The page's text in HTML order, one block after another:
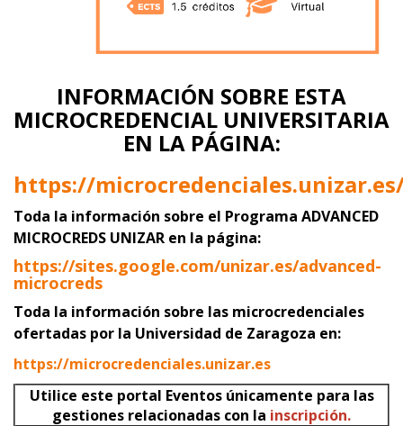
INFORMACIÓN SOBRE ESTA
MICROCREDENCIAL UNIVERSITARIA
EN LA PÁGINA:
https://
Toda la información sobre el Programa ADVANCED
MICROCREDS UNIZAR en la página:
https://sites.google.com/unizar.es/advanced-
microcreds
Toda la información sobre las microcredenciales
ofertadas por la Universidad de Zaragoza en:
https://microcredenciales.unizar.es
Utilice este portal Eventos únicamente para las
gestiones relacionadas con la inscripción.